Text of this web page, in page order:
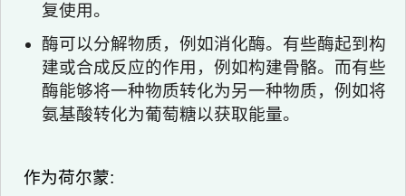
复使用。
酶可以分解物质，例如消化酶。有些酶起到构
建或合成反应的作用，例如构建骨骼。而有些
酶能够将一种物质转化为另一种物质，例如将
氨基酸转化为葡萄糖以获取能量。
作为荷尔蒙: